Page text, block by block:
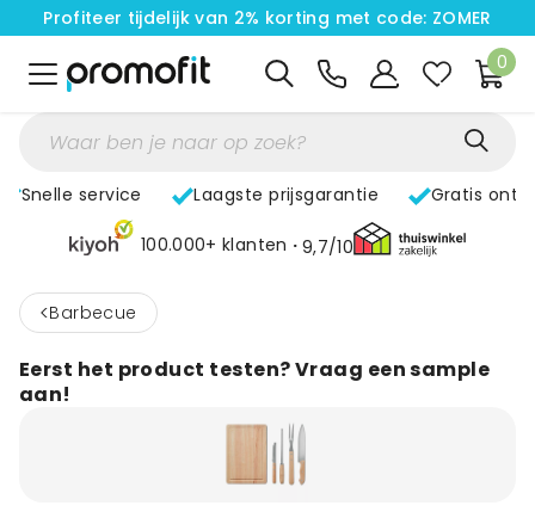
Profiteer tijdelijk van 2% korting met code: ZOMER
0
Snelle service Laagste prijsgarantie Gratis
100.000+ klanten 9,7/10
< Barbecue
Eerst het product testen? Vraag een sample
aan!